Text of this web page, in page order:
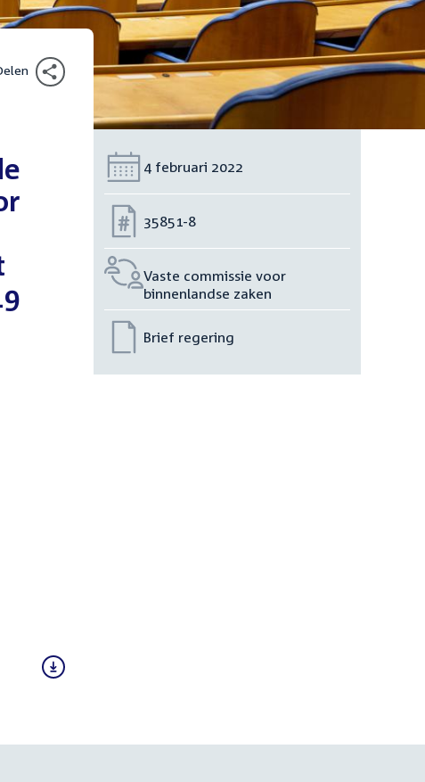
Datum:
4 februari 2022
Nummer:
35851-8
Vaste commissie voor
binnenlandse zaken
Brief regering